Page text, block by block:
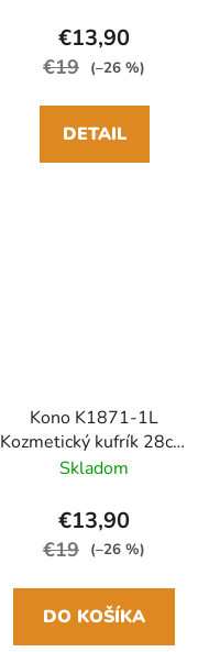
€13,90
€19 (–26 %)
DETAIL
Kono K1871-1L
Kozmetický kufrík 28cm
Šedá/Hnedá ABS
Skladom
€13,90
€19 (–26 %)
DO KOŠÍKA